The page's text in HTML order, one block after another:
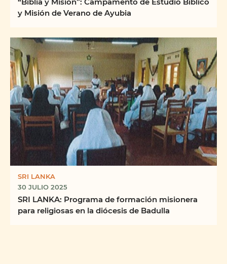
y Misión de Verano de Ayubia
SRI LANKA
30 JULIO 2025
SRI LANKA: Programa de formación misionera
para religiosas en la diócesis de Badulla